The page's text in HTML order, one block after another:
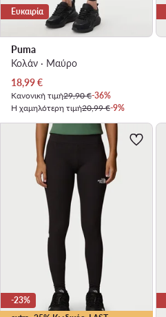
Ευκαιρία
Puma
Κολάν · Μαύρο
Τρέχουσα τιμή
18,99€
Κανονική τιμή29,90 €-36%
Η χαμηλότερη τιμή20,99 €-9%
-23%